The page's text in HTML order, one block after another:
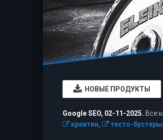
НОВЫЕ ПРОДУКТЫ
Google SEO, 02-11-2025. Все
креатин,
тесто-